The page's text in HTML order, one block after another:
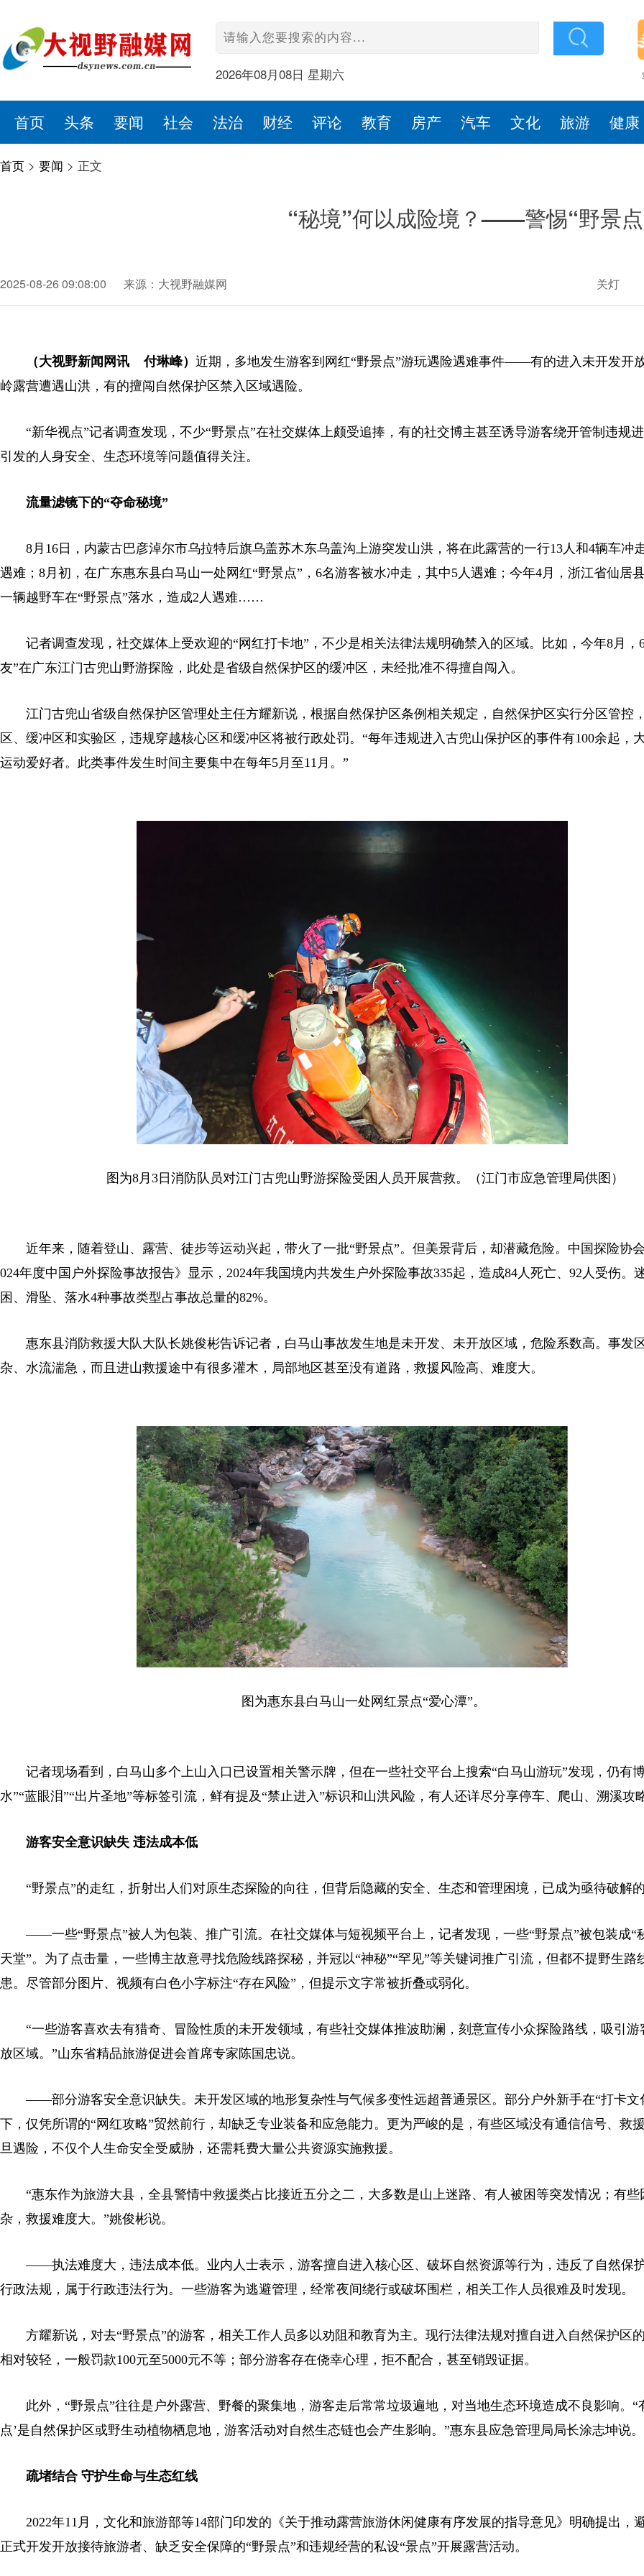
2026年08月08日 星期六
首页 头条 要闻 社会 法治 财经 评论 教育 房产 汽车 文化 旅游 健康
首页 > 要闻 > 正文
“秘境”何以成险境？——警惕“野景
2025-08-26 09:08:00 来源：大视野融媒网 关灯
（大视野新闻网讯 付琳峰） 近期，多地发生游客到网红“野景点”游玩遇险遇难事件——有的进入未开发开
岭露营遭遇山洪，有的擅闯自然保护区禁入区域遇险。
“新华视点”记者调查发现，不少“野景点”在社交媒体上颇受追捧，有的社交博主甚至诱导游客绕开管制违规
引发的人身安全、生态环境等问题值得关注。
流量滤镜下的“夺命秘境”
8月16日，内蒙古巴彦淖尔市乌拉特后旗乌盖苏木东乌盖沟上游突发山洪，将在此露营的一行13人和4辆车冲
遇难；8月初，在广东惠东县白马山一处网红“野景点”，6名游客被水冲走，其中5人遇难；今年4月，浙江省仙居
一辆越野车在“野景点”落水，造成2人遇难……
记者调查发现，社交媒体上受欢迎的“网红打卡地”，不少是相关法律法规明确禁入的区域。比如，今年8月，
友”在广东江门古兜山野游探险，此处是省级自然保护区的缓冲区，未经批准不得擅自闯入。
江门古兜山省级自然保护区管理处主任方耀新说，根据自然保护区条例相关规定，自然保护区实行分区管控
区、缓冲区和实验区，违规穿越核心区和缓冲区将被行政处罚。“每年违规进入古兜山保护区的事件有100余起，
运动爱好者。此类事件发生时间主要集中在每年5月至11月。”
图为8月3日消防队员对江门古兜山野游探险受困人员开展营救。（江门市应急管理局供图）
近年来，随着登山、露营、徒步等运动兴起，带火了一批“野景点”。但美景背后，却潜藏危险。中国探险协
024年度中国户外探险事故报告》显示，2024年我国境内共发生户外探险事故335起，造成84人死亡、92人受伤。
困、滑坠、落水4种事故类型占事故总量的82%。
惠东县消防救援大队大队长姚俊彬告诉记者，白马山事故发生地是未开发、未开放区域，危险系数高。事发
杂、水流湍急，而且进山救援途中有很多灌木，局部地区甚至没有道路，救援风险高、难度大。
图为惠东县白马山一处网红景点“爱心潭”。
记者现场看到，白马山多个上山入口已设置相关警示牌，但在一些社交平台上搜索“白马山游玩”发现，仍有
水”“蓝眼泪”“出片圣地”等标签引流，鲜有提及“禁止进入”标识和山洪风险，有人还详尽分享停车、爬山、溯溪攻略
游客安全意识缺失 违法成本低
“野景点”的走红，折射出人们对原生态探险的向往，但背后隐藏的安全、生态和管理困境，已成为亟待破解的
——一些“野景点”被人为包装、推广引流。在社交媒体与短视频平台上，记者发现，一些“野景点”被包装成“
天堂”。为了点击量，一些博主故意寻找危险线路探秘，并冠以“神秘”“罕见”等关键词推广引流，但都不提野生路
患。尽管部分图片、视频有白色小字标注“存在风险”，但提示文字常被折叠或弱化。
“一些游客喜欢去有猎奇、冒险性质的未开发领域，有些社交媒体推波助澜，刻意宣传小众探险路线，吸引游
放区域。”山东省精品旅游促进会首席专家陈国忠说。
——部分游客安全意识缺失。未开发区域的地形复杂性与气候多变性远超普通景区。部分户外新手在“打卡文
下，仅凭所谓的“网红攻略”贸然前行，却缺乏专业装备和应急能力。更为严峻的是，有些区域没有通信信号、救
旦遇险，不仅个人生命安全受威胁，还需耗费大量公共资源实施救援。
“惠东作为旅游大县，全县警情中救援类占比接近五分之二，大多数是山上迷路、有人被困等突发情况；有些
杂，救援难度大。”姚俊彬说。
——执法难度大，违法成本低。业内人士表示，游客擅自进入核心区、破坏自然资源等行为，违反了自然保
行政法规，属于行政违法行为。一些游客为逃避管理，经常夜间绕行或破坏围栏，相关工作人员很难及时发现。
方耀新说，对去“野景点”的游客，相关工作人员多以劝阻和教育为主。现行法律法规对擅自进入自然保护区
相对较轻，一般罚款100元至5000元不等；部分游客存在侥幸心理，拒不配合，甚至销毁证据。
此外，“野景点”往往是户外露营、野餐的聚集地，游客走后常常垃圾遍地，对当地生态环境造成不良影响。“
点’是自然保护区或野生动植物栖息地，游客活动对自然生态链也会产生影响。”惠东县应急管理局局长涂志坤说。
疏堵结合 守护生命与生态红线
2022年11月，文化和旅游部等14部门印发的《关于推动露营旅游休闲健康有序发展的指导意见》明确提出，
正式开发开放接待旅游者、缺乏安全保障的“野景点”和违规经营的私设“景点”开展露营活动。